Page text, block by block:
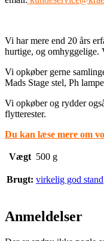
Vi har mere end 20 års
hurtige, og omhyggelige.
Vi opkøber gerne
Mads Stage stel, Ph
Vi opkøber og rydder
flytterester.
Du kan læse mere om
Vægt 500 g
Brugt: virkelig god stand
Anmeldelser